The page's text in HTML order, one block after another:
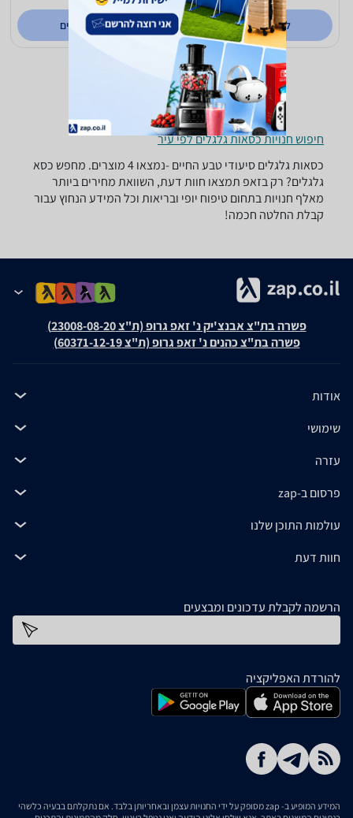
לפרטים נוספים לפרטים נוספים
חיפוש חנויות כסאות גלגלים לפי עיר
כסאות גלגלים ‏סיעודי ‏טבע החיים -נמצאו 4 מוצרים. מחפש כסא
גלגלים? רק בזאפ תמצאו חוות דעת, השוואת מחירים ביותר
מאלף חנויות בתחום טיפוח יופי ובריאות וכל המידע הנחוץ עבור
קבלת החלטה חכמה!
פשרה בת"צ אבנצ'יק נ' זאפ גרופ (ת"צ 23008-08-20)
פשרה בת"צ כהנים נ' זאפ גרופ (ת"צ 60371-12-19)
אודות
שימושי
עזרה
פרסום ב-zap
עולמות התוכן שלנו
חוות דעת
הרשמה לקבלת עדכונים ומבצעים
להורדת האפליקציה
המידע המופיע ב- zap מסופק על ידי החנויות עצמן ובאחריותן בלבד. אם נתקלתם בבעיה כלשהי